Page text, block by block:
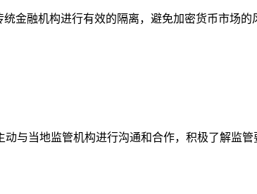
金融机构进行有效的隔离，避免加密货币市场
与当地监管机构进行沟通和合作，积极了解监